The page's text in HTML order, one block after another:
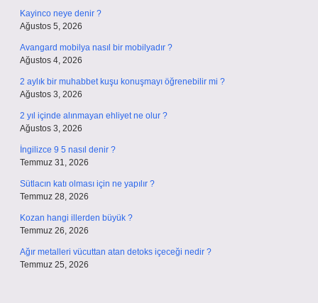
Kayinco neye denir ?
Ağustos 5, 2026
Avangard mobilya nasıl bir mobilyadır ?
Ağustos 4, 2026
2 aylık bir muhabbet kuşu konuşmayı öğrenebilir mi ?
Ağustos 3, 2026
2 yıl içinde alınmayan ehliyet ne olur ?
Ağustos 3, 2026
İngilizce 9 5 nasıl denir ?
Temmuz 31, 2026
Sütlacın katı olması için ne yapılır ?
Temmuz 28, 2026
Kozan hangi illerden büyük ?
Temmuz 26, 2026
Ağır metalleri vücuttan atan detoks içeceği nedir ?
Temmuz 25, 2026